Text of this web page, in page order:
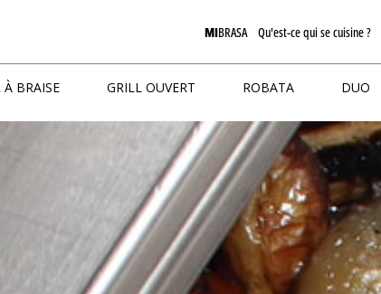
MIBRASA Qu'est-ce qui se cuisine ?
À BRAISE GRILL OUVERT ROBATA DUO